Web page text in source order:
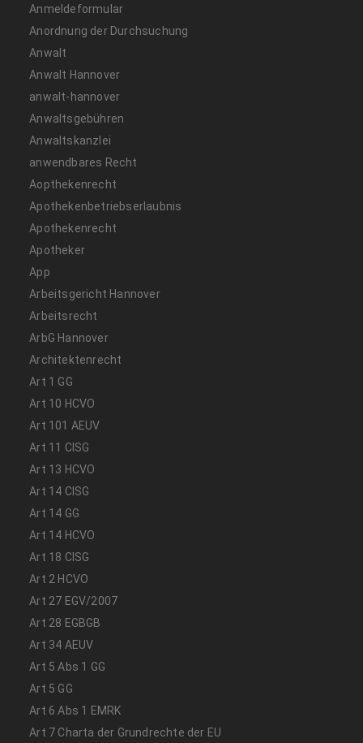
Anmeldeformular
Anordnung der Durchsuchung
Anwalt
Anwalt Hannover
anwalt-hannover
Anwaltsgebühren
Anwaltskanzlei
anwendbares Recht
Aopthekenrecht
Apothekenbetriebserlaubnis
Apothekenrecht
Apotheker
App
Arbeitsgericht Hannover
Arbeitsrecht
ArbG Hannover
Architektenrecht
Art 1 GG
Art 10 HCVO
Art 101 AEUV
Art 11 CISG
Art 13 HCVO
Art 14 CISG
Art 14 GG
Art 14 HCVO
Art 18 CISG
Art 2 HCVO
Art 27 EGV/2007
Art 28 EGBGB
Art 34 AEUV
Art 5 Abs 1 GG
Art 5 GG
Art 6 Abs 1 EMRK
Art 7 Charta der Grundrechte der EU